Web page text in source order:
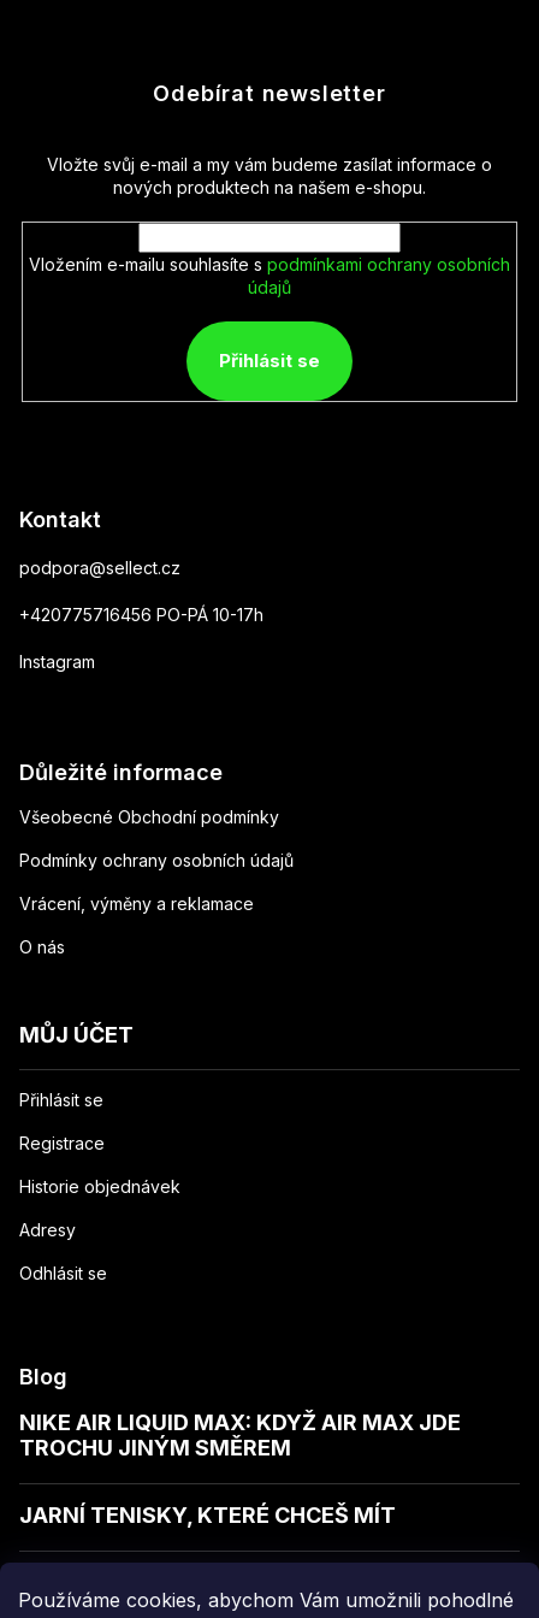
Používáme cookies, abychom Vám umožnili pohodlné
Odebírat newsletter
Vložte svůj e-mail a my vám budeme zasílat informace o
nových produktech na našem e-shopu.
Vložením e-mailu souhlasíte s podmínkami ochrany osobních
údajů
Přihlásit se
Kontakt
podpora@sellect.cz
+420775716456 PO-PÁ 10-17h
Instagram
Důležité informace
Všeobecné Obchodní podmínky
Podmínky ochrany osobních údajů
Vrácení, výměny a reklamace
O nás
MŮJ ÚČET
Přihlásit se
Registrace
Historie objednávek
Adresy
Odhlásit se
Blog
NIKE AIR LIQUID MAX: KDYŽ AIR MAX JDE
TROCHU JINÝM SMĚREM
JARNÍ TENISKY, KTERÉ CHCEŠ MÍT